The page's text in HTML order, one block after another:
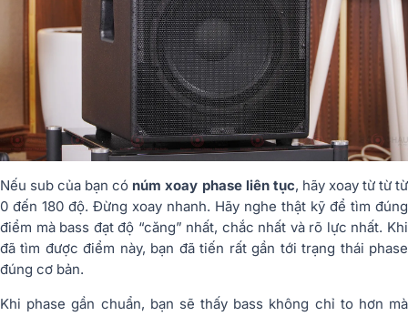
Nếu sub của bạn có núm xoay phase liên tục, hãy xoay từ từ từ
0 đến 180 độ. Đừng xoay nhanh. Hãy nghe thật kỹ để tìm đúng
điểm mà bass đạt độ “căng” nhất, chắc nhất và rõ lực nhất. Khi
đã tìm được điểm này, bạn đã tiến rất gần tới trạng thái phase
đúng cơ bản.
Khi phase gần chuẩn, bạn sẽ thấy bass không chỉ to hơn mà